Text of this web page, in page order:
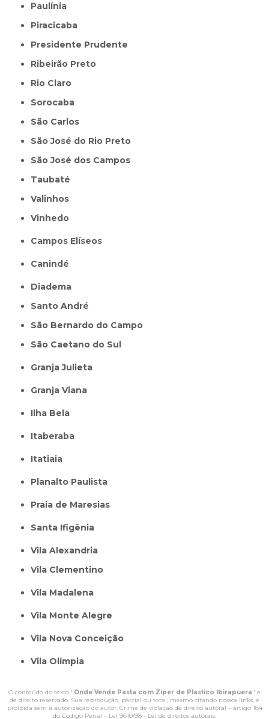
Paulínia
Piracicaba
Presidente Prudente
Ribeirão Preto
Rio Claro
Sorocaba
São Carlos
São José do Rio Preto
São José dos Campos
Taubaté
Valinhos
Vinhedo
Campos Elíseos
Canindé
Diadema
Santo André
São Bernardo do Campo
São Caetano do Sul
Granja Julieta
Granja Viana
Ilha Bela
Itaberaba
itatiaia
Planalto Paulista
Praia de Maresias
Santa Ifigênia
Vila Alexandria
Vila Clementino
Vila Madalena
Vila Monte Alegre
Vila Nova Conceição
Vila Olímpia
O conteúdo do texto "Onde Vende Pasta com Ziper de Plastico Ibirapuera" é
de direito reservado. Sua reprodução, parcial ou total, mesmo citando nossos links, é
proibida sem a autorização do autor. Crime de violação de direito autoral – artigo 184
do Código Penal – Lei 9610/98 - Lei de direitos autorais.